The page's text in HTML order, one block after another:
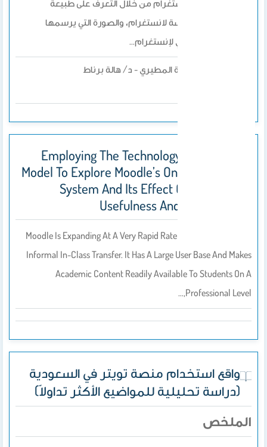
السعودي لمنصة أنستغرام من خلال التعرف على طبيعة
استخدام عينة الدراسة لانستغرام، والصورة التي يرسمها
المستخدم السعودي لإنستغرام…
د/ الجوهرة المطيري - د/ هالة برناط
Employing The Technology Acceptance
Model To Explore Moodle’s Online Learning
System And Its Effect On Perceived
Usefulness And Ease Of Use
Moodle Is Expanding At A Very Rapid Rate When Compared To
Informal In-Class Transfer. It Has A Large User Base And Makes
Academic Content Readily Available To Students On A
Professional Level,…
واقع استخدام منصة تويتر في السعودية
(دراسة تحليلية للمواضيع الأكثر تداولاً)
الملخص